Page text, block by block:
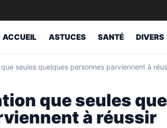
ACCUEIL ASTUCES SANTÉ DIVERS
seules quelques personnes parviennent à
que seules
à réussir